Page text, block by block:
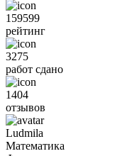
159599
рейтинг
3275
работ сдано
1404
отзывов
Ludmila
Математика